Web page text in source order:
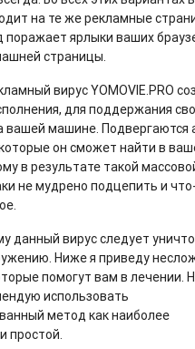
на те же рекламные
поражает ярлыки ваших
страницы.
вирус YOMOVIE.PRO
для поддержания
вашей машине. Подвергаются
он сможет найти в
в результате такой
не мудрено подцепить и
данный вирус следует
Ниже я приведу
помогут вам в лечении.
использовать
метод как наиболее
простой.